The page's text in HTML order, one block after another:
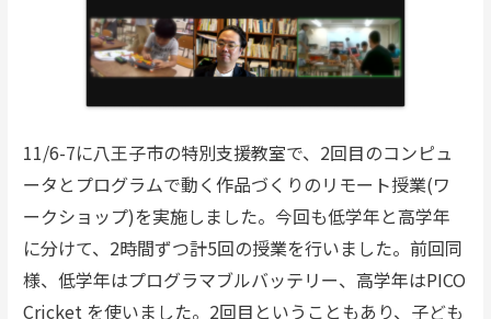
11/6-7に八王子市の特別支援教室で、2回目のコンピュ
ータとプログラムで動く作品づくりのリモート授業(ワ
ークショップ)を実施しました。今回も低学年と高学年
に分けて、2時間ずつ計5回の授業を行いました。前回同
様、低学年はプログラマブルバッテリー、高学年はPICO
Cricket を使いました。2回目ということもあり、子ども